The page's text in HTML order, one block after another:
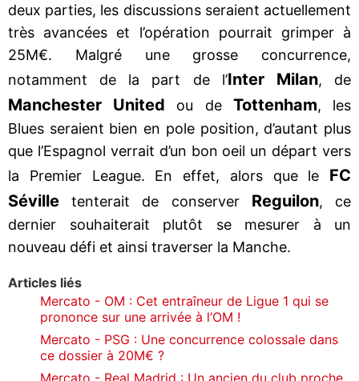
deux parties, les discussions seraient actuellement
très avancées et l’opération pourrait grimper à
25M€. Malgré une grosse concurrence,
notamment de la part de l’Inter Milan, de
Manchester United ou de Tottenham, les
Blues seraient bien en pole position, d’autant plus
que l’Espagnol verrait d’un bon oeil un départ vers
la Premier League. En effet, alors que le FC
Séville tenterait de conserver Reguilon, ce
dernier souhaiterait plutôt se mesurer à un
nouveau défi et ainsi traverser la Manche.
Articles liés
Mercato - OM : Cet entraîneur de Ligue 1 qui se
prononce sur une arrivée à l’OM !
Mercato - PSG : Une concurrence colossale dans
ce dossier à 20M€ ?
Mercato - Real Madrid : Un ancien du club proche